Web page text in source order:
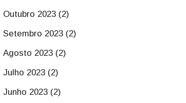
Outubro 2023 (2)
Setembro 2023 (2)
Agosto 2023 (2)
Julho 2023 (2)
Junho 2023 (2)